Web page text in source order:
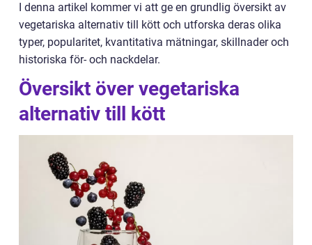
I denna artikel kommer vi att ge en grundlig översikt av
vegetariska alternativ till kött och utforska deras olika
typer, popularitet, kvantitativa mätningar, skillnader och
historiska för- och nackdelar.
Översikt över vegetariska
alternativ till kött